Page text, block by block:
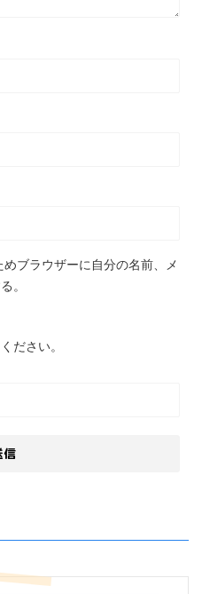
ブラウザーに自分の名前、メ
。
ださい。